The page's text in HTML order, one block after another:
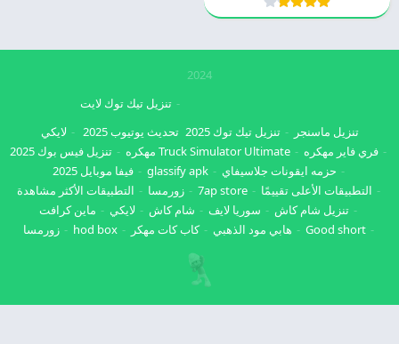
2024
تنزيل ماسنجر تنزيل تيك توك 2025
تنزيل تيك توك لايت
تحديث يوتيوب 2025
لايكي
فري فاير مهكره
Truck Simulator Ultimate مهكره
تنزيل فيس بوك 2025
حزمه ايقونات جلاسيفاي
glassify apk
فيفا موبايل 2025
التطبيقات الأعلى تقييمًا
7ap store زورمسا
التطبيقات الأكثر مشاهدة
تنزيل شام كاش
سوريا لايف شام كاش لايكي
ماين كرافت
Good short
هابي مود الذهبي كاب كات مهكر hod box زورمسا